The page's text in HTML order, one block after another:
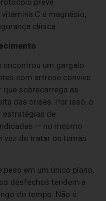
prevê
C e magnésio,
clínica.
encontrou um gargalo
com artrose convive
sobrecarrega as
das crises. Por isso, o
estratégias de
— no mesmo
vez de tratar os temas
em um único plano,
desfechos tendem a
do tempo. Não é